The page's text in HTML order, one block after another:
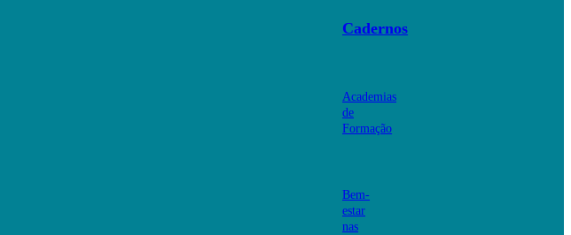
Cadernos
Academias
de
Formação
Bem-
estar
nas